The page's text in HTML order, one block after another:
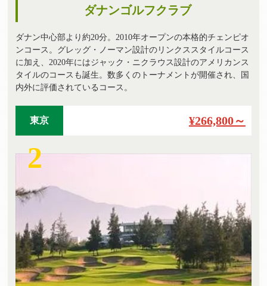
ダナンゴルフクラブ
ダナン中心部より約20分。2010年オープンの本格的チェンピオ
ンコース。グレッグ・ノーマン設計のリンクススタイルコース
に加え、2020年にはジャック・ニクラウス設計のアメリカンス
タイルのコースも誕生。数多くのトーナメントが開催され、国
内外に評価されているコース。
東京 ¥266,800～
2